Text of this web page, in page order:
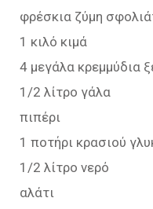
φρέσκια ζύμη
1 κιλό κιμά
4 μεγάλα κρεμμύδια
1/2 λίτρο γάλα
πιπέρι
1 ποτήρι κρασιού
1/2 λίτρο νερό
αλάτι